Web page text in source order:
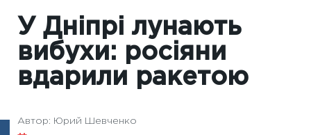
У Дніпрі лунають
вибухи: росіяни
вдарили ракетою
Автор: Юрий Шевченко